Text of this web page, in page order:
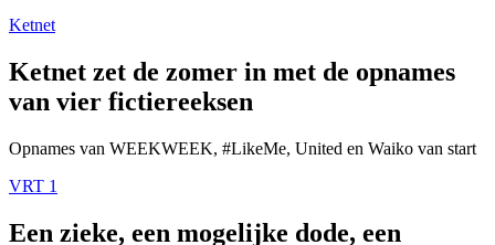
Ketnet
Ketnet zet de zomer in met de opnames
van vier fictiereeksen
Opnames van WEEKWEEK, #LikeMe, United en Waiko van start
VRT 1
Een zieke, een mogelijke dode, een